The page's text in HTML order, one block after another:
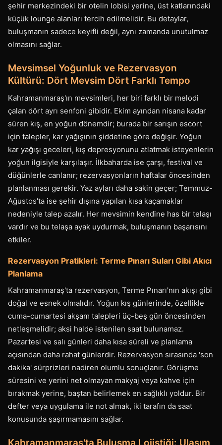
şehir merkezindeki bir otelin lobisi yerine, üst katlarındaki
küçük lounge alanları tercih edilmelidir. Bu detaylar,
buluşmanın sadece keyifli değil, aynı zamanda unutulmaz
olmasını sağlar.
Mevsimsel Yoğunluk ve Rezervasyon
Kültürü: Dört Mevsim Dört Farklı Tempo
Kahramanmaraş'ın mevsimleri, her biri farklı bir melodi
çalan dört ayrı senfoni gibidir. Ekim ayından nisana kadar
süren kış, en yoğun dönemdir; burada bir sarışın escort
için talepler, kar yağışının şiddetine göre değişir. Yoğun
kar yağışı geceleri, kış depresyonunu atlatmak isteyenlerin
yoğun ilgisiyle karşılaşır. İlkbaharda ise çarşı, festival ve
düğünlerle canlanır; rezervasyonların haftalar öncesinden
planlanması gerekir. Yaz ayları daha sakin geçer; Temmuz-
Ağustos'ta ise şehir dışına yapılan kısa kaçamaklar
nedeniyle talep azalır. Her mevsimin kendine has bir telaşı
vardır ve bu telaşa ayak uydurmak, buluşmanın başarısını
etkiler.
Rezervasyon Pratikleri: Terme Pınarı Suları Gibi Akıcı
Planlama
Kahramanmaraş'ta rezervasyon, Terme Pınarı'nın akışı gibi
doğal ve esnek olmalıdır. Yoğun kış günlerinde, özellikle
cuma-cumartesi akşam talepleri üç-beş gün öncesinden
netleşmelidir; aksi halde istenilen saat bulunamaz.
Pazartesi ve salı günleri daha kısa süreli ve planlama
açısından daha rahat günlerdir. Rezervasyon sırasında 'son
dakika' sürprizleri nadiren olumlu sonuçlanır. Görüşme
süresini ve yerini net olmayan makyaj veya kahve için
bırakmak yerine, baştan belirlemek en sağlıklı yoldur. Bir
defter veya uygulama ile not almak, iki tarafın da saat
konusunda şaşırmamasını sağlar.